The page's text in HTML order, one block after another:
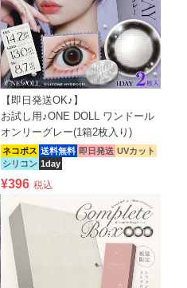
【即日発送OK♪】
お試し用♪ONE DOLL ワンドール
オンリーグレー(1箱2枚入り)
ネコポス 送料無料 即日発送 UVカット
シリコン 1day
¥396 税込